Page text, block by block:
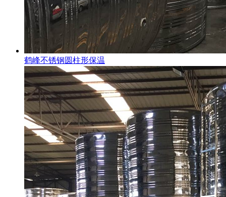
鹤峰不锈钢圆柱形保温